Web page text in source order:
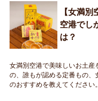
【女満
空港でし
は？
女満別空港で美味しいお土産
の、誰もが認める定番もの、
のおすすめを教えてください。